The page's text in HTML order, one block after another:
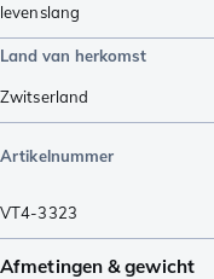
levenslang
Land van herkomst
Zwitserland
Artikelnummer
VT4-3323
Afmetingen & gewicht